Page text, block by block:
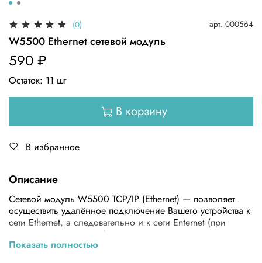
(0) арт. 000564
W5500 Ethernet сетевой модуль
590 ₽
Остаток: 11 шт
В корзину
В избранное
Описание
Сетевой модуль W5500 TCP/IP (Ethernet) — позволяет
осуществить удалённое подключение Вашего устройства к
сети Ethernet, а следовательно и к сети Enternet (при
наличии подключения).
Показать полностью